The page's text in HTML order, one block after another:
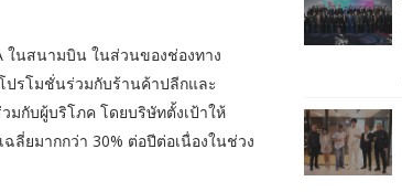
ในสนามบิน ในส่วนของช่องทาง
ปรโมชั่นร่วมกับร้านค้าปลีกและ
มกับผู้บริโภค โดยบริษัทตั้งเป้าให้
ลี่ยมากกว่า 30% ต่อปีต่อเนื่องในช่วง